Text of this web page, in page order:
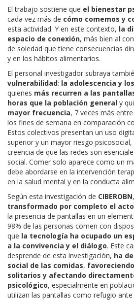
El trabajo sostiene que el bienestar
cada vez más de cómo comemos y
esta actividad. Y en este contexto, la
espacio de conexión, más bien al
de soledad que tiene consecuencias
y en los hábitos alimentarios.
El personal investigador subraya
vulnerabilidad: la adolescencia y
quienes más recurren a las
horas que la población general y
mayor frecuencia, 7 veces más
los fines de semana en comparación
Estos colectivos presentan un uso
superior y un mayor riesgo
creencia de que las redes son
social. Comer solo aparece como un
debe abordarse en la intervención
en la salud mental y en la conducta
Según esta investigación de CIBEROBN
transformado por completo el
la presencia de pantallas en un
98% de las personas comen con
que la tecnología ha ocupado un
a la convivencia y el diálogo. Este
desprende de esta investigación, ha
social de las comidas,
solitarios y afectando
psicológico, especialmente en
utilizan las pantallas como refugio